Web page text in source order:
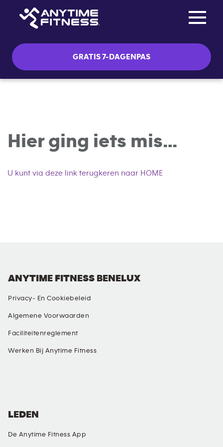
GRATIS 7-DAGENPAS
Hier ging iets mis…
U kunt via deze link terugkeren naar HOME
ANYTIME FITNESS BENELUX
Privacy- En Cookiebeleid
Algemene Voorwaarden
Faciliteitenreglement
Werken Bij Anytime Fitness
LEDEN
De Anytime Fitness App